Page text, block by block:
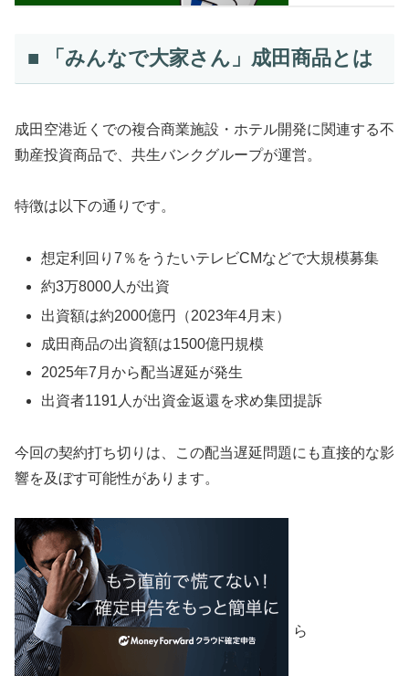
■ 「みんなで大家さん」成田商品とは
成田空港近くでの複合商業施設・ホテル開発に関連する不
動産投資商品で、共生バンクグループが運営。
特徴は以下の通りです。
想定利回り7％をうたいテレビCMなどで大規模募集
約3万8000人が出資
出資額は約2000億円（2023年4月末）
成田商品の出資額は1500億円規模
2025年7月から配当遅延が発生
出資者1191人が出資金返還を求め集団提訴
今回の契約打ち切りは、この配当遅延問題にも直接的な影
響を及ぼす可能性があります。
ら